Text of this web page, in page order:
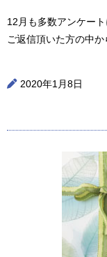
12月も多数アンケー
ご返信頂いた方の中か
2020年1月8日